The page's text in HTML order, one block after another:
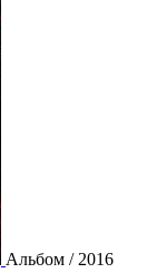
Альбом / 2016